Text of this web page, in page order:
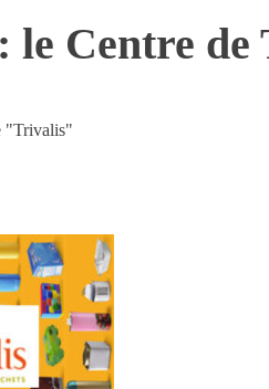
le Centre
"Trivalis"